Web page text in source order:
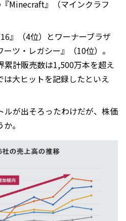
Minecraft』（マインクラフ
』（4位）とワーナーブラザ
ツ・レガシー』（10位）。
累計販売数は1,500万本を超え
大ヒットを記録したといえ
ルが出そろったわけだが、株価
。